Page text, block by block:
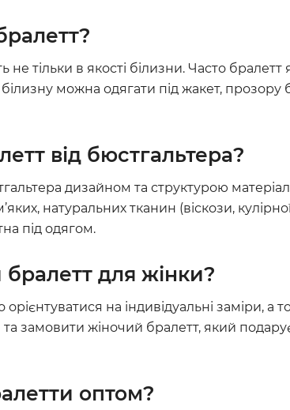
тільки в якості білизни. Часто
можна одягати під жакет, прозору
від бюстгальтера?
дизайном та структурою
натуральних тканин (віскози, кулірної
під одягом.
для жінки?
на індивідуальні заміри, а
замовити жіночий бралетт, який
оптом?